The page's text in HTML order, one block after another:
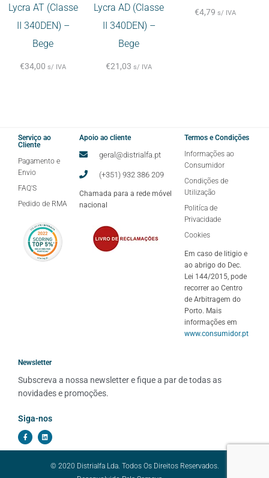
Lycra AT (Classe
II 340DEN) –
Bege
€34,00 s/ IVA
Lycra AD (Classe
II 340DEN) –
Bege
€21,03 s/ IVA
€4,79 s/ IVA
Serviço ao
Cliente
Pagamento e
Envio
FAQ'S
Pedido de RMA
Apoio ao cliente
geral@distrialfa.pt
(+351) 932 386 209
Chamada para a rede móvel
nacional
Termos e Condições
Informações ao
Consumidor
Condições de
Utilização
Politíca de
Privacidade
Cookies
Em caso de litigio e
ao abrigo do Dec.
Lei 144/2015, pode
recorrer ao Centro
de Arbitragem do
Porto. Mais
informações em
www.consumidor.pt
Newsletter
Subscreva a nossa newsletter e fique a par de todas as
novidades e promoções.
Siga-nos
© 2020 Distrialfa Lda. Todos Os Direitos Reservados.